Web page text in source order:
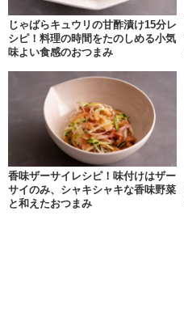
じゃばらキュウリの甘酢漬け15分レ
シピ！料理の時間をたのしめる小気
味よい食感のおつまみ
香味ザーサイレシピ！味付けはザー
サイのみ、シャキシャキな香味野菜
と和えたおつまみ